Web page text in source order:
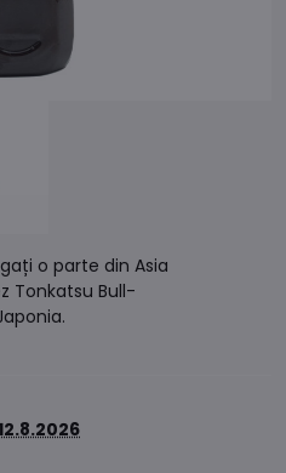
o parte din Asia
Tonkatsu Bull-